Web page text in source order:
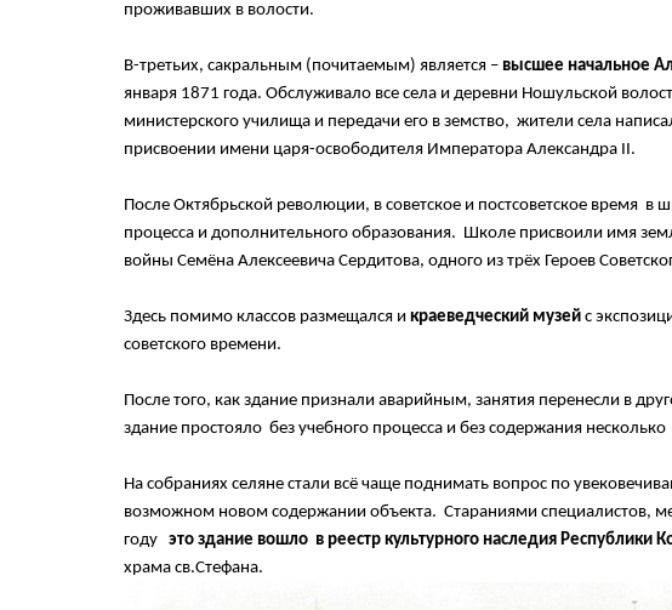
проживавших в волости.
В-третьих, сакральным (почитаемым) является – высшее начальное
января 1871 года. Обслуживало все села и деревни Ношульской
министерского училища и передачи его в земство, жители села
присвоении имени царя-освободителя Императора Александра II.
После Октябрьской революции, в советское и постсоветское время в
процесса и дополнительного образования. Школе присвоили имя
войны Семёна Алексеевича Сердитова, одного из трёх Героев
Здесь помимо классов размещался и краеведческий музей с
советского времени.
После того, как здание признали аварийным, занятия перенесли в
здание простояло без учебного процесса и без содержания несколько
На собраниях селяне стали всё чаще поднимать вопрос по
возможном новом содержании объекта. Стараниями специалистов,
году это здание вошло в реестр культурного наследия Республики
храма св.Стефана.